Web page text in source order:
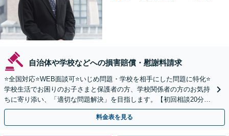
自治体や学校などへの損害賠償・慰謝料請求
⭐️全国対応⭐️WEB面談可⭐️いじめ問題・学校を相手にした問題に特化⭐️
学校生活でお困りのお子さまと保護者の方、学校関係者の方のお気持
ちに寄り添い、「適切な問題解決」を目指します。【初回相談20分無
料】
料金表を見る